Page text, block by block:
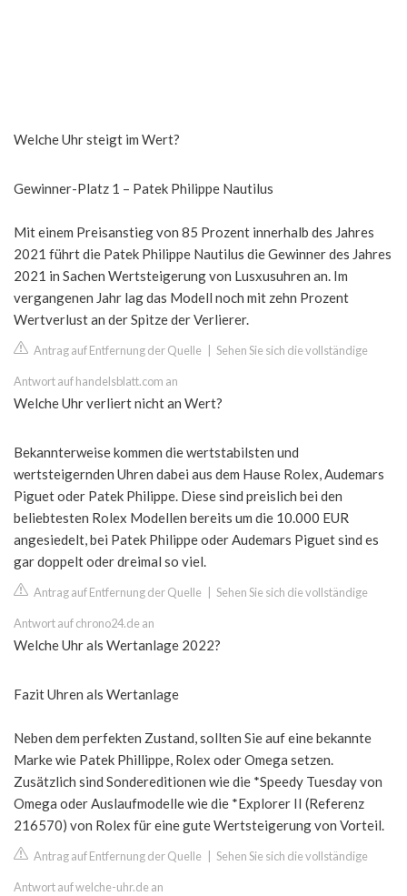
Welche Uhr steigt im Wert?
Gewinner-Platz 1 – Patek Philippe Nautilus
Mit einem Preisanstieg von 85 Prozent innerhalb des Jahres
2021 führt die Patek Philippe Nautilus die Gewinner des Jahres
2021 in Sachen Wertsteigerung von Lusxusuhren an. Im
vergangenen Jahr lag das Modell noch mit zehn Prozent
Wertverlust an der Spitze der Verlierer.
Antrag auf Entfernung der Quelle Sehen Sie sich die vollständige
Antwort auf handelsblatt.com an
Welche Uhr verliert nicht an Wert?
Bekannterweise kommen die wertstabilsten und
wertsteigernden Uhren dabei aus dem Hause Rolex, Audemars
Piguet oder Patek Philippe. Diese sind preislich bei den
beliebtesten Rolex Modellen bereits um die 10.000 EUR
angesiedelt, bei Patek Philippe oder Audemars Piguet sind es
gar doppelt oder dreimal so viel.
Antrag auf Entfernung der Quelle Sehen Sie sich die vollständige
Antwort auf chrono24.de an
Welche Uhr als Wertanlage 2022?
Fazit Uhren als Wertanlage
Neben dem perfekten Zustand, sollten Sie auf eine bekannte
Marke wie Patek Phillippe, Rolex oder Omega setzen.
Zusätzlich sind Sondereditionen wie die *Speedy Tuesday von
Omega oder Auslaufmodelle wie die *Explorer II (Referenz
216570) von Rolex für eine gute Wertsteigerung von Vorteil.
Antrag auf Entfernung der Quelle Sehen Sie sich die vollständige
Antwort auf welche-uhr.de an